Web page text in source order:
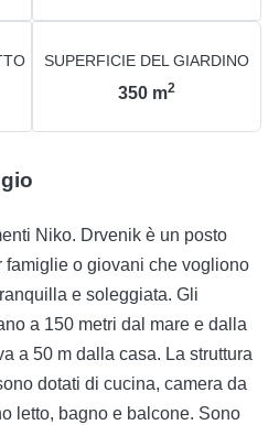
SUPERFICIE DEL GIARDINO
350 m2
Niko. Drvenik è un posto
famiglie o giovani che vogliono
e soleggiata. Gli
a 150 metri dal mare e dalla
a 50 m dalla casa. La struttura
dotati di cucina, camera da
letto, bagno e balcone. Sono